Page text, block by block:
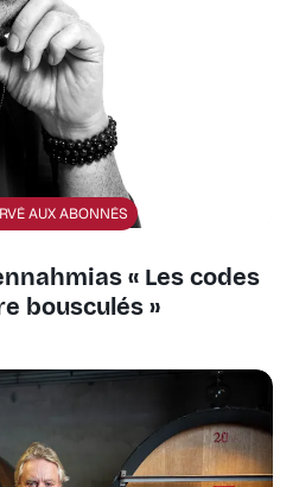
AUX ABONNÉS
« Les codes
bousculés »